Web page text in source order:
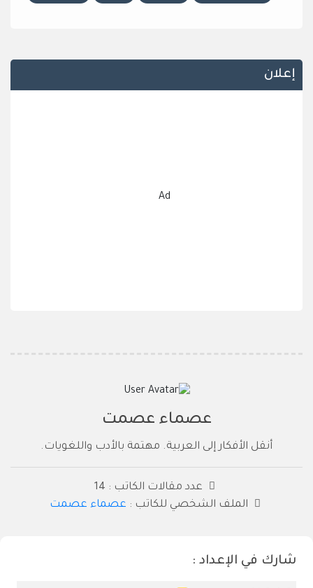
إعلان
Ad
عصماء عصمت
أنقل الأفكار إلى العربية. مهتمة بالأدب واللغويات.
عدد مقالات الكاتب : 14
الملف الشخصي للكاتب : عصماء عصمت
شارك في الإعداد :